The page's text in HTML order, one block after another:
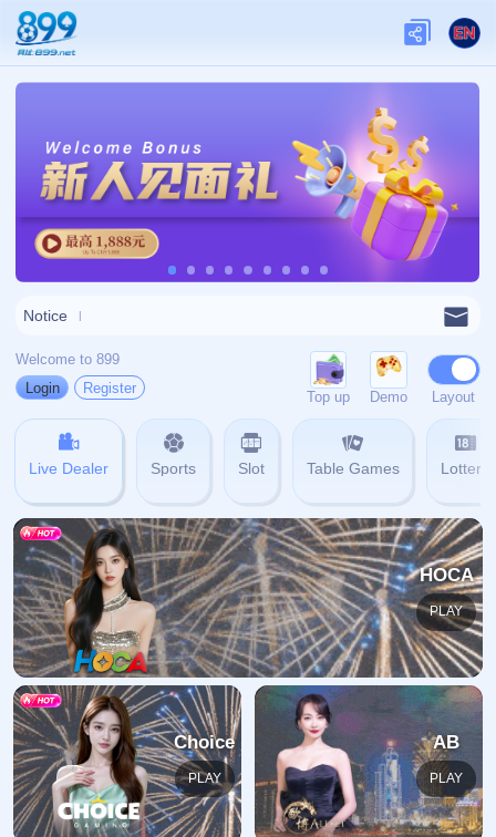
关于我们
关于九游娱乐
查看更多
网站首页 404
地址:
福建省漳州市芗城区石亭镇